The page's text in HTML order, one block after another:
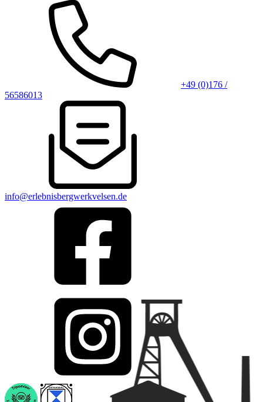
+49 (0)176 /
56586013
info@erlebnisbergwerkvelsen.de